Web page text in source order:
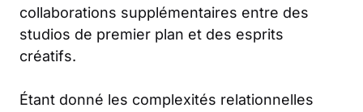
collaborations supplémentaires entre des
studios de premier plan et des esprits
créatifs.
Étant donné les complexités relationnelles